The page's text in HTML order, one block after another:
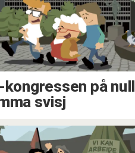
kongressen på null
svisj